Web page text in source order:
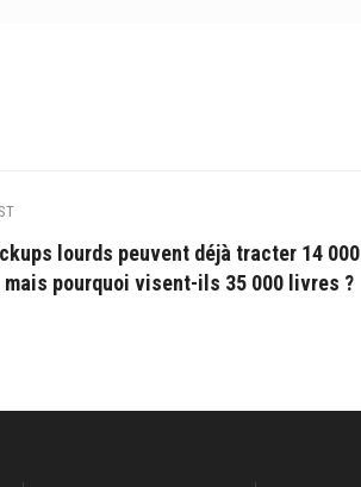
lourds peuvent déjà tracter 14 000
mais pourquoi visent-ils 35 000 livres ?